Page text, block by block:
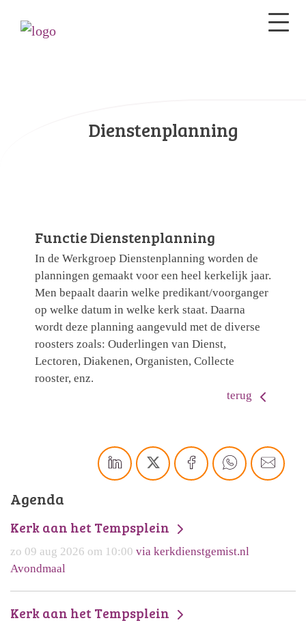
Dienstenplanning
Functie Dienstenplanning
In de Werkgroep Dienstenplanning worden de
planningen gemaakt voor een heel kerkelijk jaar.
Men bepaalt daarin welke predikant/voorganger
op welke datum in welke kerk staat. Daarna
wordt deze planning aangevuld met de diverse
roosters zoals: Ouderlingen van Dienst,
Lectoren, Diakenen, Organisten, Collecte
rooster, enz.
terug
Agenda
Kerk aan het Tempsplein
zo 09 aug 2026 om 10:00 via kerkdienstgemist.nl
Avondmaal
Kerk aan het Tempsplein